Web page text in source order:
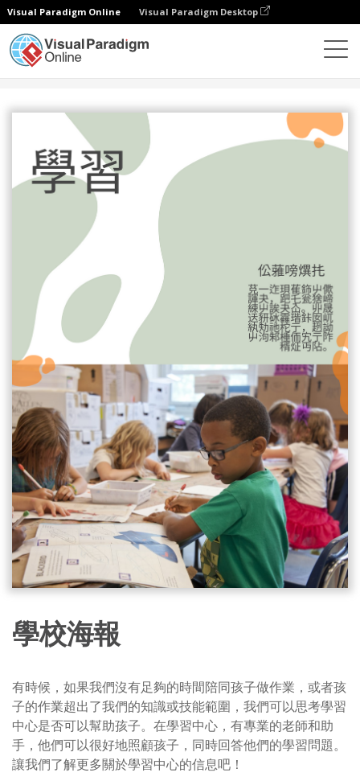
Visual Paradigm Online Visual Paradigm Desktop
學校海報
有時候，如果我們沒有足夠的時間陪同孩子做作業，或者孩
子的作業超出了我們的知識或技能範圍，我們可以思考學習
中心是否可以幫助孩子。在學習中心，有專業的老師和助
手，他們可以很好地照顧孩子，同時回答他們的學習問題。
讓我們了解更多關於學習中心的信息吧！